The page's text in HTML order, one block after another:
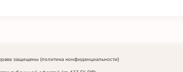
защищены (политика конфиденциальности)